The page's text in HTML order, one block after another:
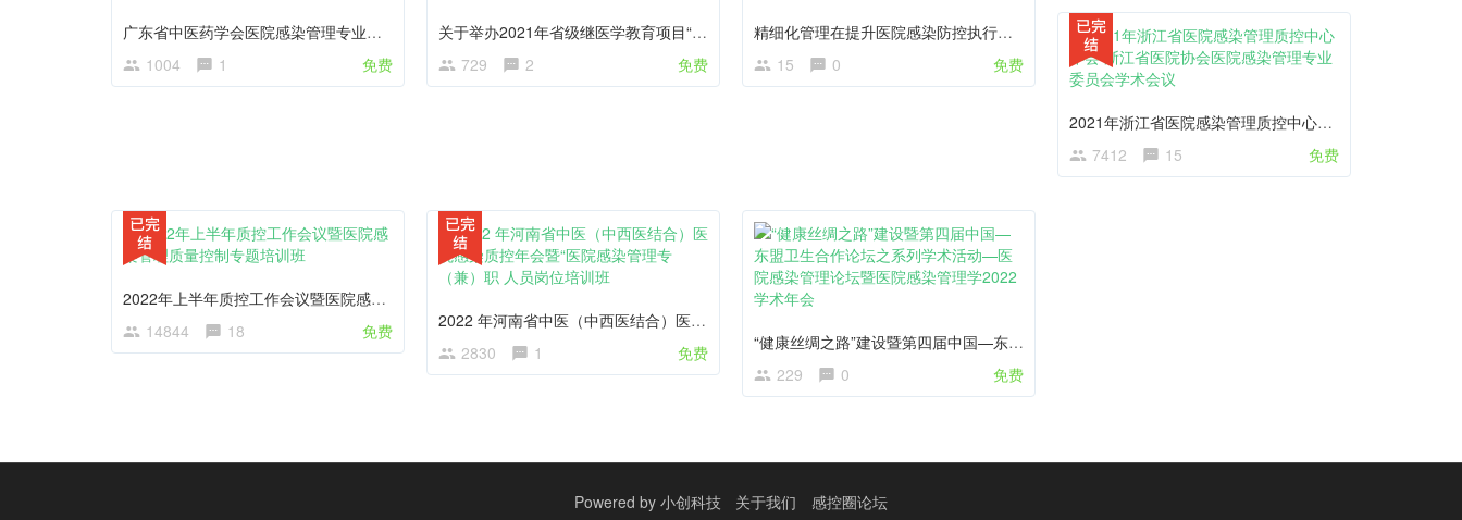
广东省中医药学会医院感染管理专业委员会第五届学术年会
1004
1 免费
关于举办2021年省级继医学教育项目“常态化疫情防控医院感染管理培训班”
729
2 免费
精细化管理在提升医院感染防控执行力中的应用
15
0 免费
2021年浙江省医院感染管理质控中心年会 浙江省医院协会医院感染管理专业委员会学术会议
7412
15 免费
2022年上半年质控工作会议暨医院感染管理质量控制专题培训班
14844
18 免费
2022 年河南省中医（中西医结合）医 院感染质控年会暨“医院感染管理专（兼）职 人员岗位培训班
2830
1 免费
“健康丝绸之路”建设暨第四届中国—东盟卫生合作论坛之系列学术活动—医院感染管理论坛暨医院感染管理学2022学术年会
229
0 免费
Powered by 小创科技 关于我们
感控圈论坛